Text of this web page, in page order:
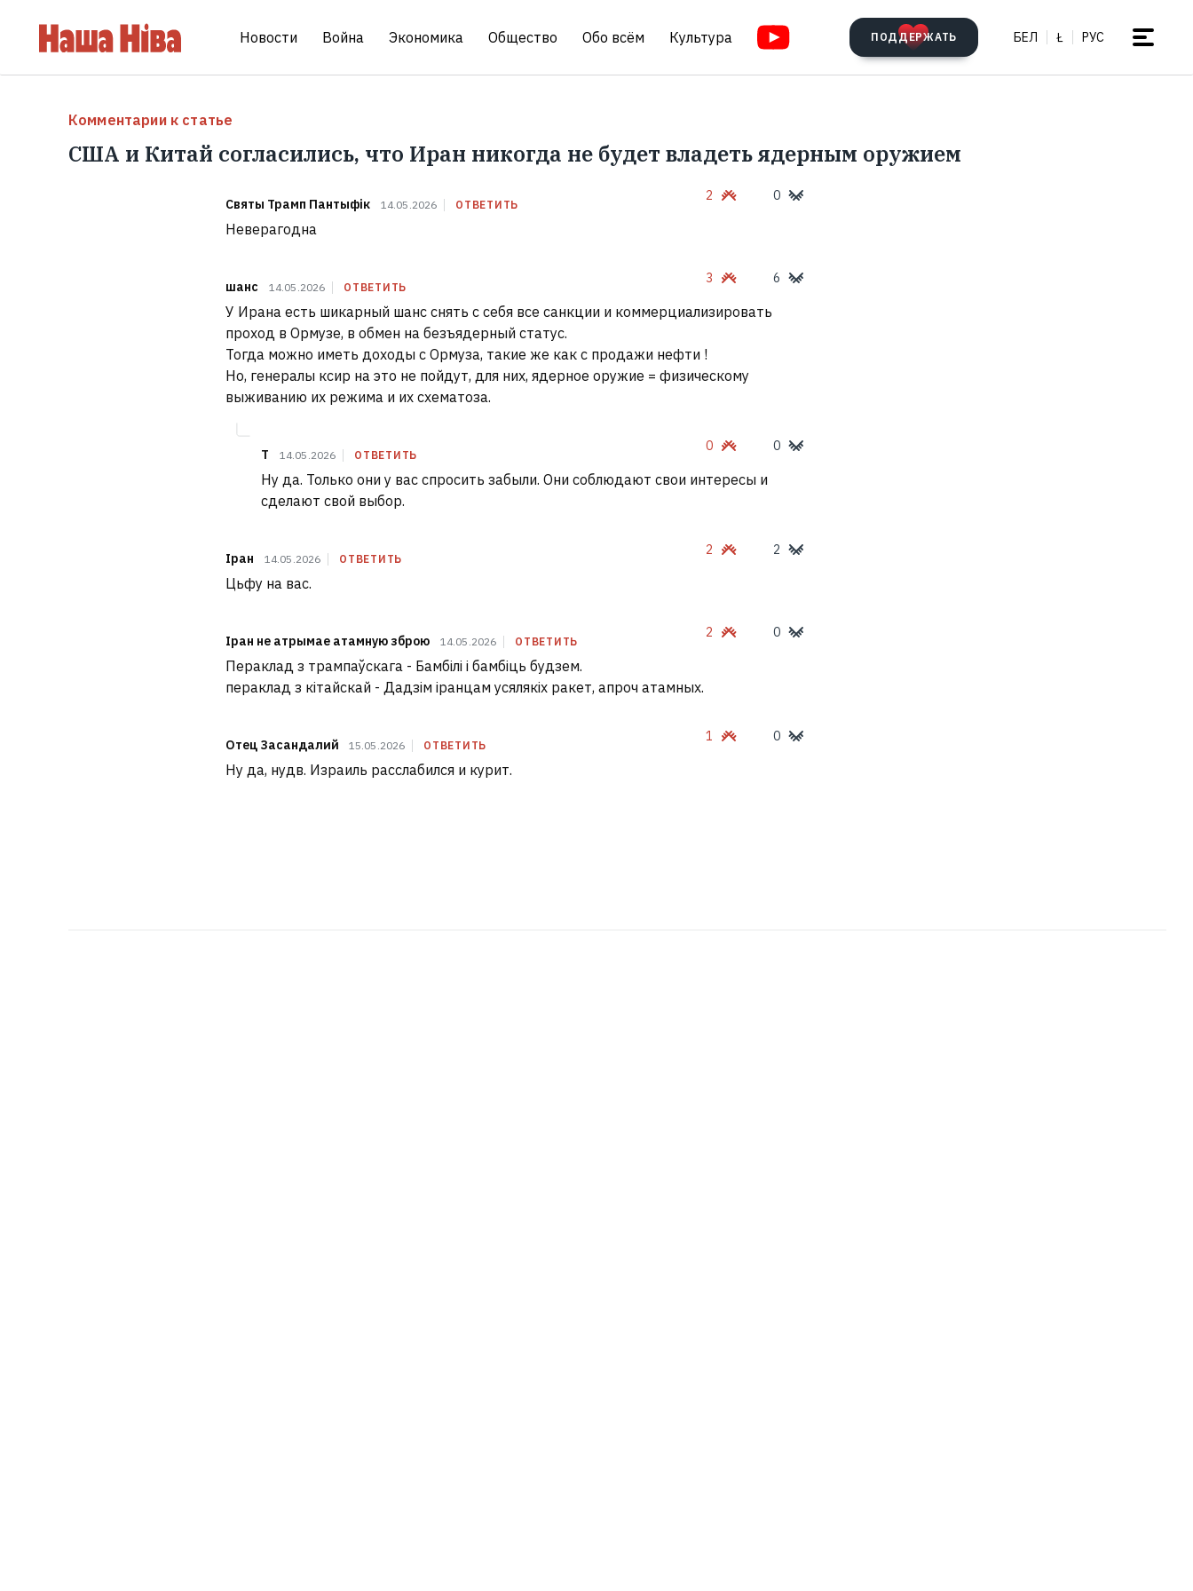
Новости Война Экономика Общество Обо всём Культура ПОДДЕРЖАТЬ БЕЛ Ł РУС
Комментарии к статье
США и Китай согласились, что Иран никогда не будет владеть ядерным оружием
Святы Трамп Пантыфік 14.05.2026 ОТВЕТИТЬ
2 0
Неверагодна
шанс 14.05.2026 ОТВЕТИТЬ
3 6
У Ирана есть шикарный шанс снять с себя все санкции и коммерциализировать
проход в Ормузе, в обмен на безъядерный статус.
Тогда можно иметь доходы с Ормуза, такие же как с продажи нефти !
Но, генералы ксир на это не пойдут, для них, ядерное оружие = физическому
выживанию их режима и их схематоза.
Т 14.05.2026 ОТВЕТИТЬ
0 0
Ну да. Только они у вас спросить забыли. Они соблюдают свои интересы и
сделают свой выбор.
Іран 14.05.2026 ОТВЕТИТЬ
2 2
Цьфу на вас.
Іран не атрымае атамную зброю 14.05.2026 ОТВЕТИТЬ
2 0
Пераклад з трампаўскага - Бамбілі і бамбіць будзем.
пераклад з кітайскай - Дадзім іранцам усялякіх ракет, апроч атамных.
Отец Засандалий 15.05.2026 ОТВЕТИТЬ
1 0
Ну да, нудв. Израиль расслабился и курит.